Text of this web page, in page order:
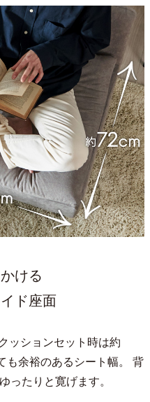
ける
ド座面
ッションセット時は約
も余裕のあるシート幅。 背
ったりと寛げます。